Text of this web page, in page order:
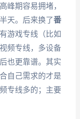
峰期容易拥堵，
天。后来换了番
游戏专线（比如
频专线，多设备
也更靠谱。其实
自己需求的才是
专线多的；主要